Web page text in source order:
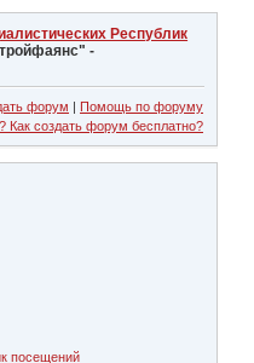
Республик
-
форум | Помощь по форуму